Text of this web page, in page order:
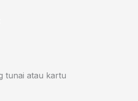
tunai atau kartu